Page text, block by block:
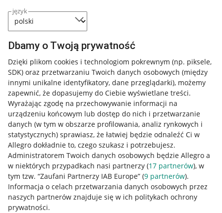
język
Dbamy o Twoją prywatność
Dzięki plikom cookies i technologiom pokrewnym (np. piksele,
SDK) oraz przetwarzaniu Twoich danych osobowych (między
innymi unikalne identyfikatory, dane przeglądarki), możemy
zapewnić, że dopasujemy do Ciebie wyświetlane treści.
Wyrażając zgodę na przechowywanie informacji na
urządzeniu końcowym lub dostęp do nich i przetwarzanie
danych (w tym w obszarze profilowania, analiz rynkowych i
statystycznych) sprawiasz, że łatwiej będzie odnaleźć Ci w
Allegro dokładnie to, czego szukasz i potrzebujesz.
Administratorem Twoich danych osobowych będzie Allegro a
w niektórych przypadkach nasi partnerzy (17 partnerów), w
tym tzw. “Zaufani Partnerzy IAB Europe” (9 partnerów).
Informacja o celach przetwarzania danych osobowych przez
naszych partnerów znajduje się w ich politykach ochrony
prywatności.
Przydatne informacje
Jak to działa
Napisz do nas
Allegro Gadane dla sprzedających